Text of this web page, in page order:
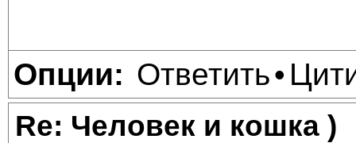
Опции: Ответить•
Re: Человек и кошка )